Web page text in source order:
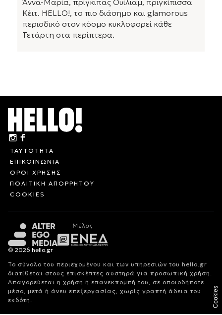
Κέιτ. HELLO!, το πιο διάσημο και glamorous
περιοδικό στον κόσμο κυκλοφορεί κάθε
Τετάρτη στα περίπτερα.
ΤΑΥΤΟΤΗΤΑ
ΕΠΙΚΟΙΝΩΝΙΑ
ΟΡΟΙ ΧΡΗΣΗΣ
ΠΟΛΙΤΙΚΗ ΑΠΟΡΡΗΤΟΥ
COOKIES
© 2026 hello.gr
Το σύνολο του περιεχομένου και των υπηρεσιών του hello.gr
διατίθεται στους επισκέπτες αυστηρά για προσωπική χρήση.
Απαγορεύεται η χρήση ή επανεκπομπή του, σε οποιοδήποτε
μέσο, μετά ή άνευ επεξεργασίας, χωρίς γραπτή άδεια του
εκδότη.
Cookies